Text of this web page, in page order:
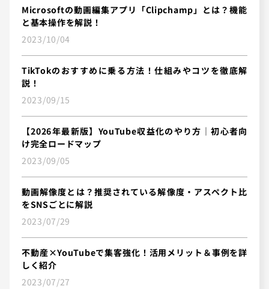
Microsoftの動画編集アプリ「Clipchamp」とは？機能
と基本操作を解説！
2023/10/04
TikTokのおすすめに乗る方法！仕組みやコツを徹底解
説！
2023/09/15
【2026年最新版】YouTube収益化のやり方｜初心者向
け完全ロードマップ
2023/09/05
動画解像度とは？推奨されている解像度・アスペクト比
をSNSごとに解説
2023/07/29
不動産×YouTubeで集客強化！活用メリット＆事例を詳
しく紹介
2023/07/27